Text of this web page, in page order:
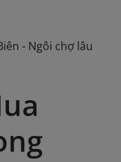
- Ngôi chợ lâu